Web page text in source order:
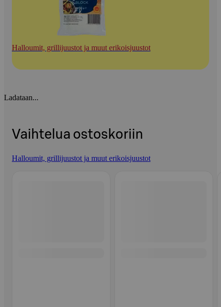
Halloumit, grillijuustot ja muut erikoisjuustot
Ladataan...
Vaihtelua ostoskoriin
Halloumit, grillijuustot ja muut erikoisjuustot